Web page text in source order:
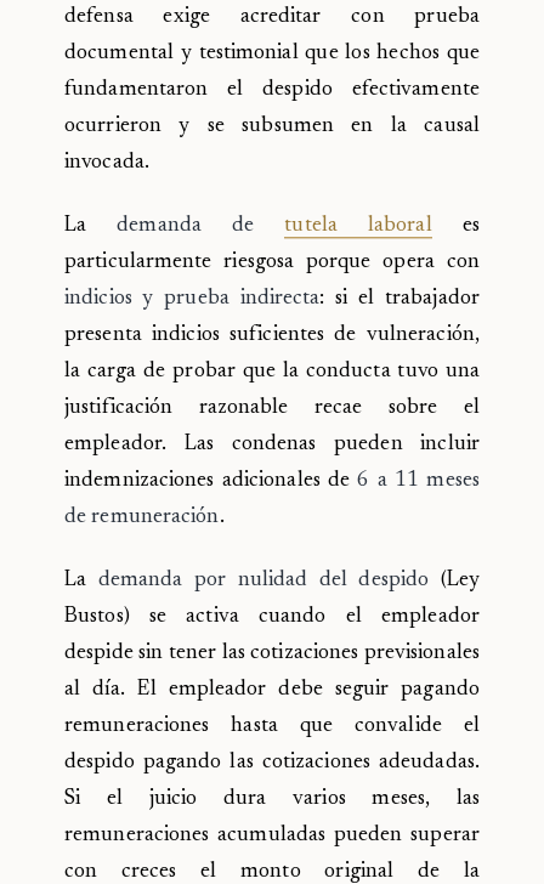
defensa exige acreditar con prueba
documental y testimonial que los hechos que
fundamentaron el despido efectivamente
ocurrieron y se subsumen en la causal
invocada.
Lademanda de tutela laborales
particularmente riesgosa porque opera con
indicios y prueba indirecta: si el trabajador
presenta indicios suficientes de vulneración,
la carga de probar que la conducta tuvo una
justificación razonable recae sobre el
empleador. Las condenas pueden incluir
indemnizaciones adicionales de6 a 11 meses
de remuneración.
La demanda por nulidad del despido (Ley
Bustos) se activa cuando el empleador
despide sin tener las cotizaciones previsionales
al día. El empleador debe seguir pagando
remuneraciones hasta que convalide el
despido pagando las cotizaciones adeudadas.
Si el juicio dura varios meses, las
remuneraciones acumuladas pueden superar
con creces el monto original de la